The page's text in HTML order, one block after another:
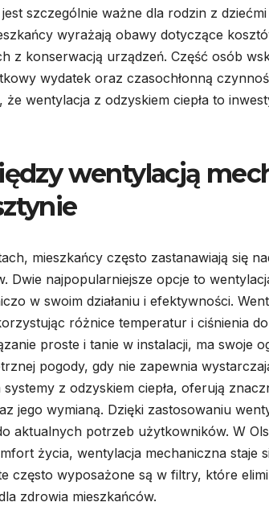
szczególnie ważne dla rodzin z
wyrażają obawy dotyczące
z konserwacją urządzeń. Część osób
wydatek oraz czasochłonną
wentylacja z odzyskiem ciepła to
wentylacją
mieszkańcy często zastanawiają się
Dwie najpopularniejsze opcje to
w swoim działaniu i efektywności.
różnice temperatur i ciśnienia
proste i tanie w instalacji, ma swoje
pogody, gdy nie zapewnia
z odzyskiem ciepła, oferują
jego wymianą. Dzięki zastosowaniu
aktualnych potrzeb użytkowników. W
życia, wentylacja mechaniczna staje
często wyposażone są w filtry, które
zdrowia mieszkańców.